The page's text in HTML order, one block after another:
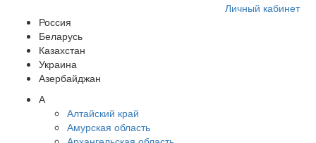
Личный кабинет
Россия
Беларусь
Казахстан
Украина
Азербайджан
А
Алтайский край
Амурская область